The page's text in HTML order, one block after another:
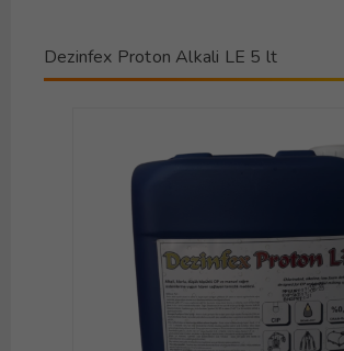
Dezinfex Proton Alkali LE 5 lt